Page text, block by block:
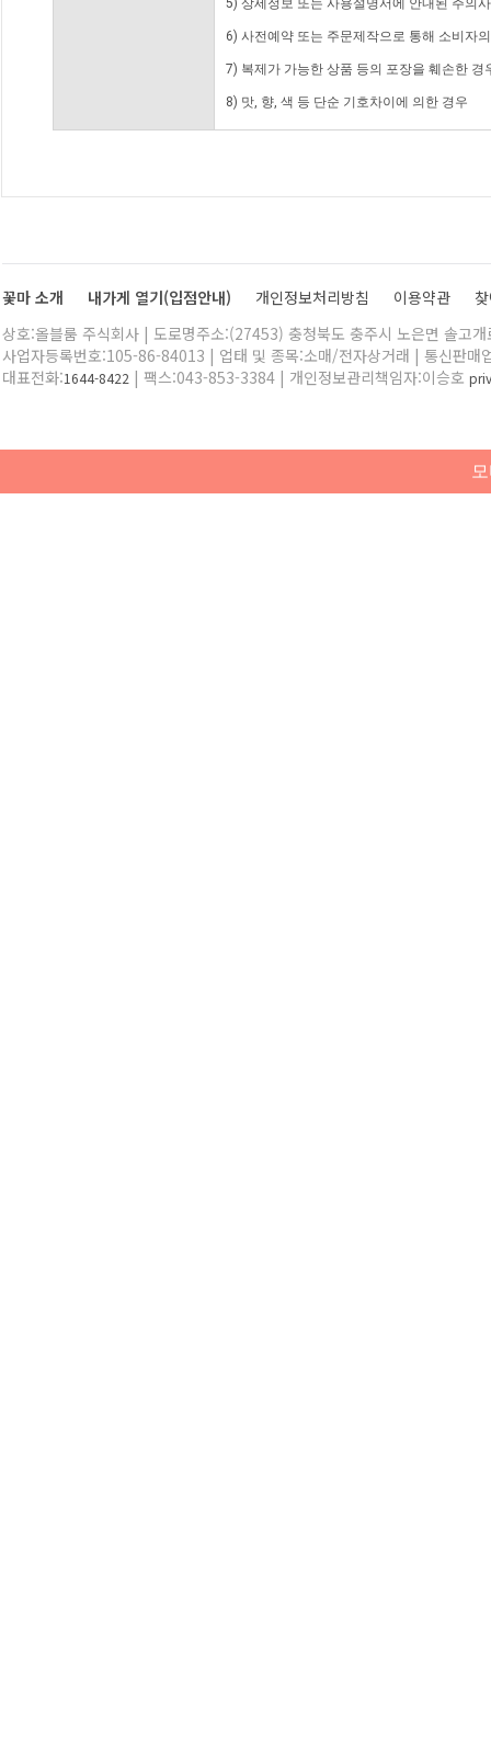
5) 상세정보 또는 사용설명서에 안내된 주의
6) 사전예약 또는 주문제작으로 통해 소비자
7) 복제가 가능한 상품 등의 포장을 훼손한 경
8) 맛, 향, 색 등 단순 기호차이에 의한 경우
꽃마 소개 내가게 열기(입점안내) 개인정보처리방침 이용약관
상호:올블룸 주식회사 | 도로명주소:(27453) 충청북도 충주시 노은면 솔고
사업자등록번호:105-86-84013 | 업태 및 종목:소매/전자상거래 | 통신판매
대표전화:1644-8422 | 팩스:043-853-3384 | 개인정보관리책임자:이승호